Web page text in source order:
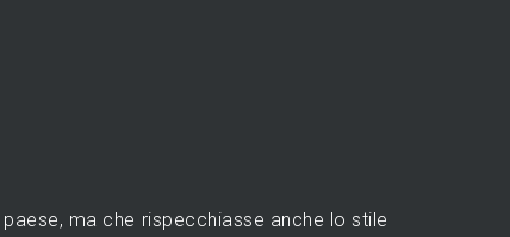
ma che rispecchiasse anche lo stile